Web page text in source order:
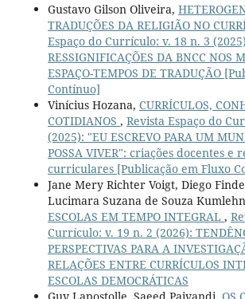
Gustavo Gilson Oliveira,
TRADUÇÕES DA RELIGIÃO NO
Espaço do Currículo: v. 18 n. 3
RESSIGNIFICAÇÕES DA BNCC NOS
ESPAÇO-TEMPOS DE TRADUÇÃO
Contínuo]
Vinícius Hozana, CURRÍCULOS,
COTIDIANOS , Revista Espaço do
(2025): "EU ESCREVO PARA UM
POSSA VIVER": criações docentes e
curriculares [Publicação em Fluxo
Jane Mery Richter Voigt, Diego
Lucimara Suzana de Souza
ESCOLAS EM TEMPO INTEGRAL ,
Currículo: v. 19 n. 2 (2026):
PERSPECTIVAS PARA A
RELAÇÕES ENTRE CURRÍCULOS
ESCOLAS DEMOCRÁTICAS